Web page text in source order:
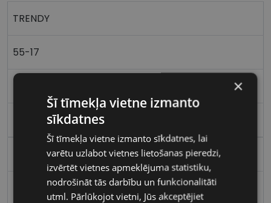
TRENDY
55-17
Plastmasa
Kvadrātveida
×
Šī tīmekļa vietne izmanto
sīkdatnes
Šī tīmekļa vietne izmanto sīkdatnes, lai
varētu uzlabot vietnes lietošanas pieredzi,
izvērtēt vietnes apmeklējuma statistiku,
nodrošināt tās darbību un funkcionalitāti
utml. Pārlūkojot vietni, Jūs akceptējiet